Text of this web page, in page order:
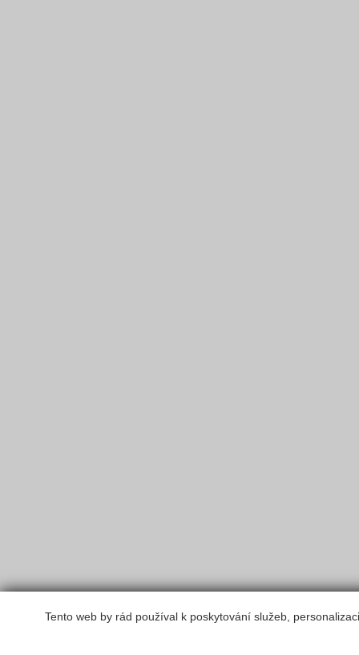
Tento web by rád používal k poskytování služeb,